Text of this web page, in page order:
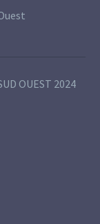
OUEST 2024